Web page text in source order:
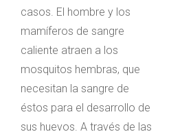
casos. El hombre y los
mamíferos de sangre
caliente atraen a los
mosquitos hembras, que
necesitan la sangre de
éstos para el desarrollo de
sus huevos. A través de las